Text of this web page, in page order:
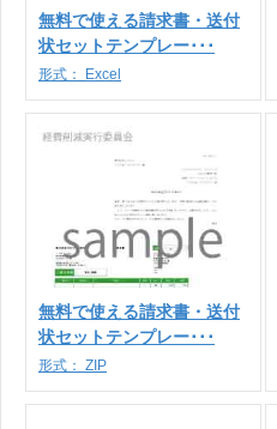
無料で使える請求書・送付
状セットテンプレー･･･
形式： Excel
無料で使える請求書・送付
状セットテンプレー･･･
形式： ZIP